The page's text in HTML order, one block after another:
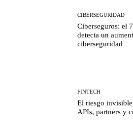
CIBERSEGURIDAD
Ciberseguros: el
detecta un
ciberseguridad
FINTECH
El riesgo
APIs, partners y